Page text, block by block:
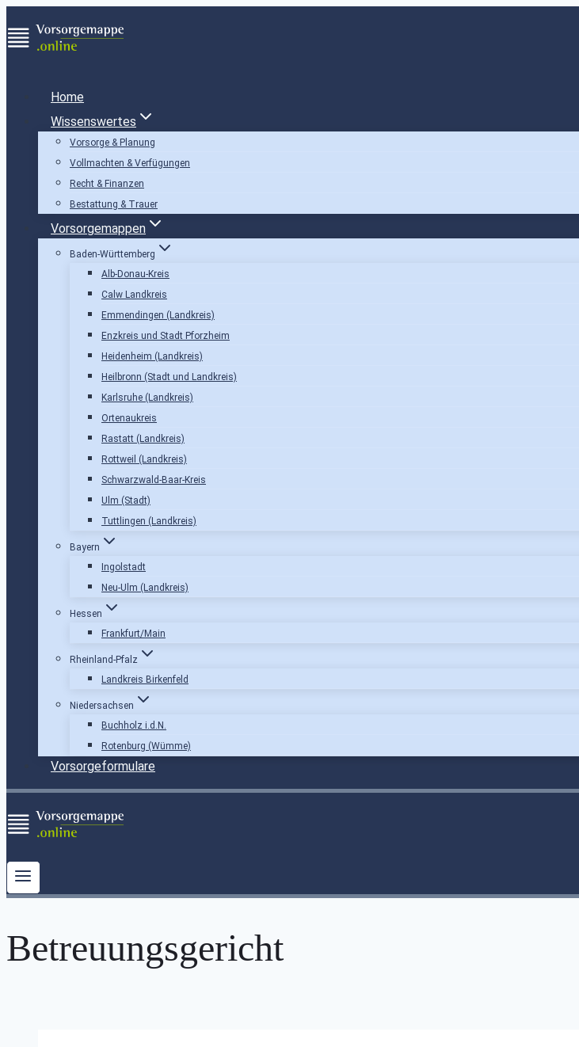
Inhalt
springen
Home
Wissenswertes
Vorsorge & Planung
Vollmachten & Verfügungen
Recht & Finanzen
Bestattung & Trauer
Vorsorgemappen
Baden-Württemberg
Alb-Donau-Kreis
Calw Landkreis
Emmendingen (Landkreis)
Enzkreis und Stadt Pforzheim
Heidenheim (Landkreis)
Heilbronn (Stadt und Landkreis)
Karlsruhe (Landkreis)
Ortenaukreis
Rastatt (Landkreis)
Rottweil (Landkreis)
Schwarzwald-Baar-Kreis
Ulm (Stadt)
Tuttlingen (Landkreis)
Bayern
Ingolstadt
Neu-Ulm (Landkreis)
Hessen
Frankfurt/Main
Rheinland-Pfalz
Landkreis Birkenfeld
Niedersachsen
Buchholz i.d.N.
Rotenburg (Wümme)
Vorsorgeformulare
Betreuungsgericht